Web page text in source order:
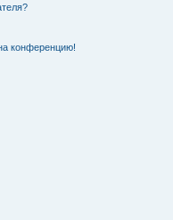
конференцию!